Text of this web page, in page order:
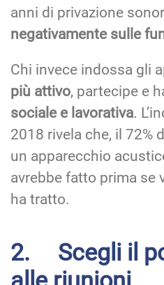
anni di privazione
negativamente sulle
Chi invece indossa gli
più attivo, partecipe e
sociale e lavorativa.
2018 rivela che, il 72%
un apparecchio
avrebbe fatto prima se
ha tratto.
2. Scegli il